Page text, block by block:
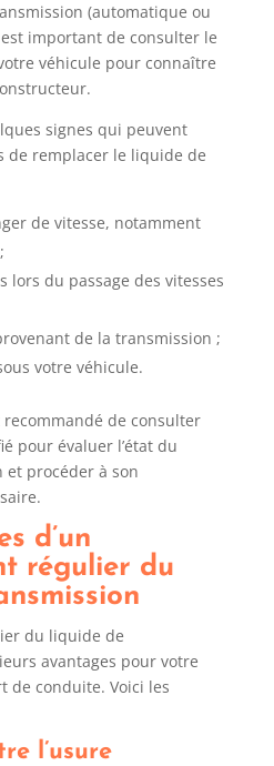
(automatique ou
important de consulter le
véhicule pour connaître
signes qui peuvent
de remplacer le liquide de
de vitesse, notamment
lors du passage des vitesses
de la transmission ;
votre véhicule.
recommandé de consulter
pour évaluer l’état du
procéder à son
d’un
régulier du
du liquide de
avantages pour votre
de conduite. Voici les
l’usure